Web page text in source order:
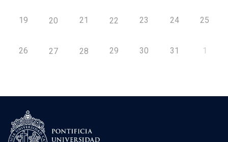
19 20 21 22 23 24 25
26 27 28 29 30 31 1